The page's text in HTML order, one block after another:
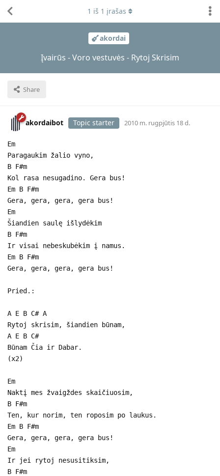
akordai
Įvairūs - Voro vestuvės - Rytoj Skrisim
Share
1 iš 1 įrašas
akordaibot Topic starter 2010 m. rugpjūtis 18 d.
Em
Paragaukim žalio vyno,
B F#m
Kol rasa nesugadino. Gera bus!
Em B F#m
Gera, gera, gera, gera bus!
Em
Šiandien saulę išlydėkim
B F#m
Ir visai nebeskubėkim į namus.
Em B F#m
Gera, gera, gera, gera bus!
Pried.:
A E B C# A
Rytoj skrisim, šiandien būnam,
A E B C#
Būnam Čia ir Dabar.
(x2)
Em
Naktį mes žvaigždes skaičiuosim,
B F#m
Ten, kur norim, ten roposim po laukus.
Em B F#m
Gera, gera, gera, gera bus!
Em
Ir jei rytoj nesusitiksim,
B F#m